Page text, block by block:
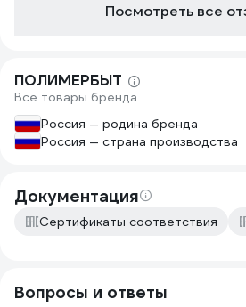
Посмотреть все
ПОЛИМЕРБЫТ
Все товары бренда
Россия — родина бренда
Россия — страна производства
Документация
Сертификаты соответствия
Вопросы и ответы